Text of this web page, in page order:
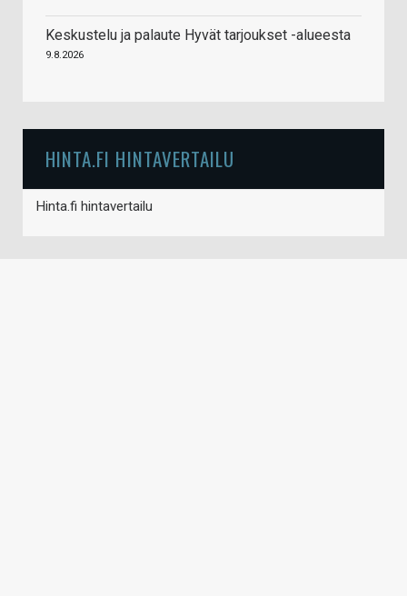
Keskustelu ja palaute Hyvät tarjoukset -alueesta
9.8.2026
HINTA.FI HINTAVERTAILU
Hinta.fi hintavertailu